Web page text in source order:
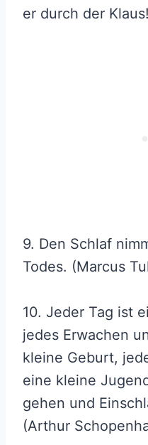
er durch der Klaus!
9. Den Schlaf
Todes. (Marcus
10. Jeder Tag ist
jedes Erwachen
kleine Geburt,
eine kleine
gehen und
(Arthur